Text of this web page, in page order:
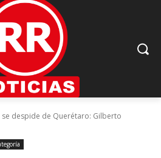
se despide de Querétaro: Gilberto